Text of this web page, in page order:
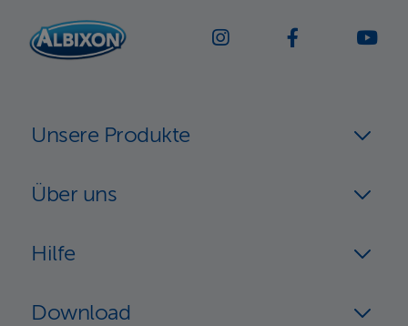
Unsere Produkte
Über uns
Hilfe
Download